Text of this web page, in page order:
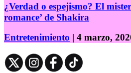
¿Verdad o espejismo? El
romance’ de Shakira
Entretenimiento | 4 marzo,